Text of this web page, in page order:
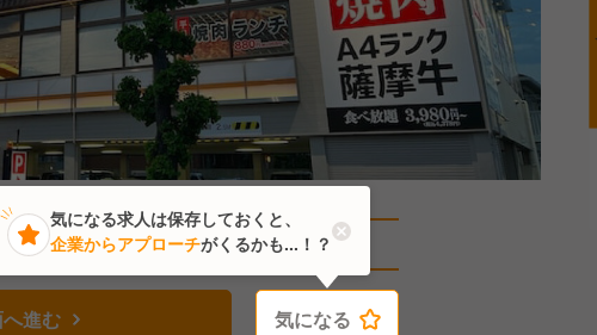
1人がこの求人を検討中
進む 気になる
気になる
気になる求人は保存しておくと、
企業からアプローチがくるかも...！？